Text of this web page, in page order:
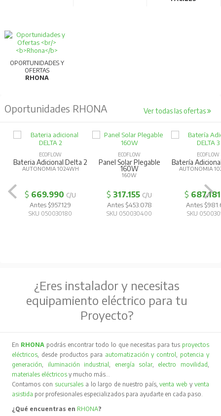
OPORTUNIDADES Y
OFERTAS
RHONA
Oportunidades RHONA Ver todas las ofertas
ECOFLOW
Bateria Adicional Delta 2
AUTONOMIA 1024WH
$ 669.990 C/U
Antes $957.129
SKU 050030180
ECOFLOW
Panel Solar Plegable
160W
160W
$ 317.155 C/U
Antes $453.078
SKU 050030400
ECOFLOW
Batería
AUTONOMIA
$ 687.181
Antes
SKU
¿Eres instalador y necesitas
equipamiento eléctrico para tu
Proyecto?
En RHONA podrás encontrar todo lo que necesitas para tus proyectos
eléctricos , desde productos para automatización y control
potencia y
generación
iluminación industrial energía solar, electro movilidad
materiales eléctricos y mucho más…
Contamos con sucursales a lo largo de nuestro país,venta web y venta
asistida por profesionales especializados para ayudarte en cada paso.
¿Qué encuentras en RHONA?